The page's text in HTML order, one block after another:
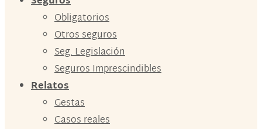
Obligatorios
Otros seguros
Seg. Legislación
Seguros Imprescindibles
Relatos
Gestas
Casos reales